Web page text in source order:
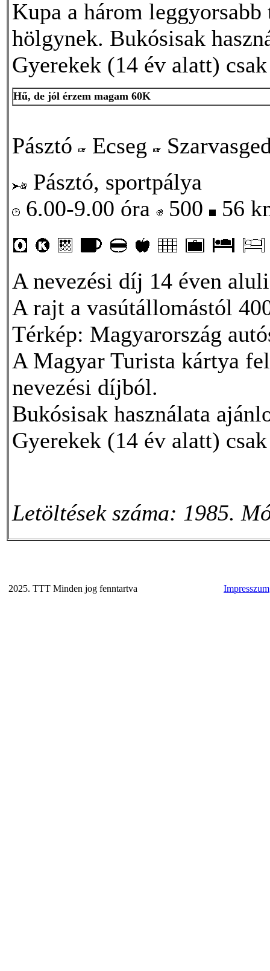
Kupa a három
hölgynek. Bukósisak
Gyerekek (14 év alatt)
Hű, de jól érzem magam 60K
Pásztó Ecseg
Pásztó, sportpálya
6.00-9.00 óra
500 56
A nevezési díj 14 éven
A rajt a vasútállomástól
Térkép: Magyarország
A Magyar Turista kártya
nevezési díjból.
Bukósisak használata
Gyerekek (14 év alatt)
Letöltések száma: 1985.
2025. TTT Minden jog fenntartva Impresszum